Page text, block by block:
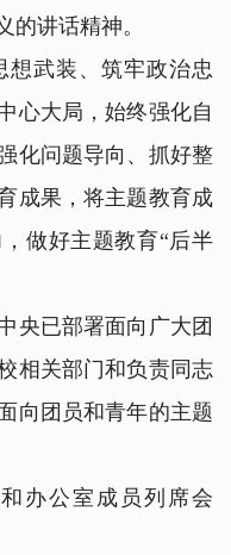
的讲话精神。
武装、筑牢政治忠
心大局，始终强化自
化问题导向、抓好整
成果，将主题教育成
做好主题教育“后半
已部署面向广大团
相关部门和负责同志
向团员和青年的主题
公室成员列席会